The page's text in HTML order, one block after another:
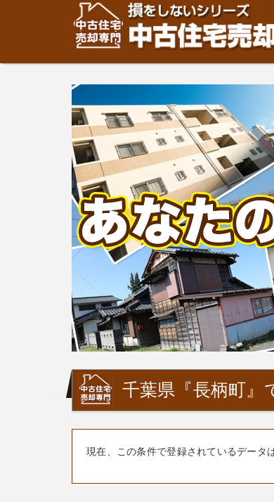
住宅・建物の「売却」は「個人」の方々が、「
安めの売却金額と言われています。住宅・建物
千葉県『長柄町』
現在、この条件で登録されているデータ